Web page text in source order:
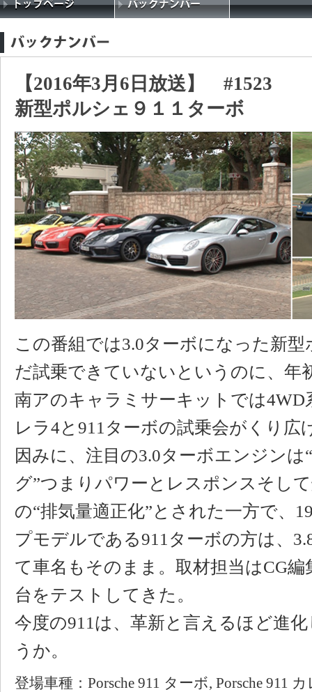
【2016年3月6日放送】 #1523
新型ポルシェ９１１ターボ
この番組では3.0ターボになった新
だ試乗できていないというのに、年
南アのキャラミサーキットでは4WD
レラ4と911ターボの試乗会がくり広
因みに、注目の3.0ターボエンジン
グ”つまりパワーとレスポンスそし
の“排気量適正化”とされた一方で、
プモデルである911ターボの方は、
て車名もそのまま。取材担当はCG編
台をテストしてきた。
今度の911は、革新と言えるほど進
うか。
登場車種：Porsche 911 ターボ, Porsche 911 カ